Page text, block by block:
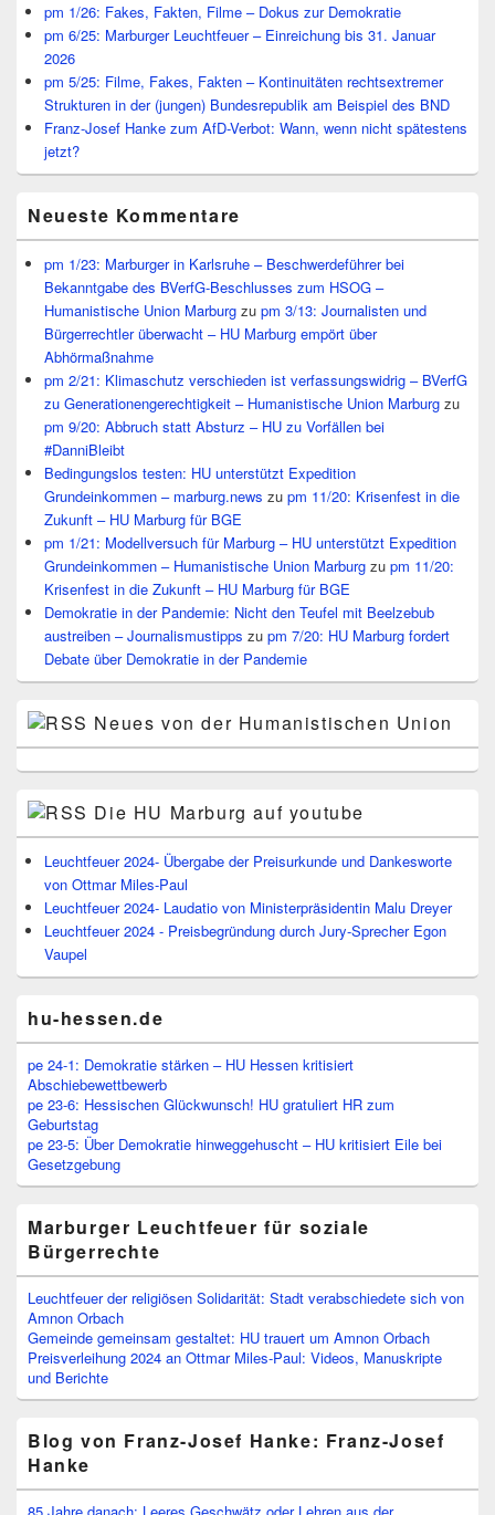
pm 1/26: Fakes, Fakten, Filme – Dokus zur Demokratie
pm 6/25: Marburger Leuchtfeuer – Einreichung bis 31. Januar
2026
pm 5/25: Filme, Fakes, Fakten – Kontinuitäten rechtsextremer
Strukturen in der (jungen) Bundesrepublik am Beispiel des BND
Franz-Josef Hanke zum AfD-Verbot: Wann, wenn nicht spätestens
jetzt?
Neueste Kommentare
pm 1/23: Marburger in Karlsruhe – Beschwerdeführer bei
Bekanntgabe des BVerfG-Beschlusses zum HSOG –
Humanistische Union Marburg zu pm 3/13: Journalisten und
Bürgerrechtler überwacht – HU Marburg empört über
Abhörmaßnahme
pm 2/21: Klimaschutz verschieden ist verfassungswidrig – BVerfG
zu Generationengerechtigkeit – Humanistische Union Marburg zu
pm 9/20: Abbruch statt Absturz – HU zu Vorfällen bei
#DanniBleibt
Bedingungslos testen: HU unterstützt Expedition
Grundeinkommen – marburg.news zu pm 11/20: Krisenfest in die
Zukunft – HU Marburg für BGE
pm 1/21: Modellversuch für Marburg – HU unterstützt Expedition
Grundeinkommen – Humanistische Union Marburg zu pm 11/20:
Krisenfest in die Zukunft – HU Marburg für BGE
Demokratie in der Pandemie: Nicht den Teufel mit Beelzebub
austreiben – Journalismustipps zu pm 7/20: HU Marburg fordert
Debate über Demokratie in der Pandemie
Neues von der Humanistischen Union
Die HU Marburg auf youtube
Leuchtfeuer 2024- Übergabe der Preisurkunde und Dankesworte
von Ottmar Miles-Paul
Leuchtfeuer 2024- Laudatio von Ministerpräsidentin Malu Dreyer
Leuchtfeuer 2024 - Preisbegründung durch Jury-Sprecher Egon
Vaupel
hu-hessen.de
pe 24-1: Demokratie stärken – HU Hessen kritisiert
Abschiebewettbewerb
pe 23-6: Hessischen Glückwunsch! HU gratuliert HR zum
Geburtstag
pe 23-5: Über Demokratie hinweggehuscht – HU kritisiert Eile bei
Gesetzgebung
Marburger Leuchtfeuer für soziale
Bürgerrechte
Leuchtfeuer der religiösen Solidarität: Stadt verabschiedete sich von
Amnon Orbach
Gemeinde gemeinsam gestaltet: HU trauert um Amnon Orbach
Preisverleihung 2024 an Ottmar Miles-Paul: Videos, Manuskripte
und Berichte
Blog von Franz-Josef Hanke: Franz-Josef
Hanke